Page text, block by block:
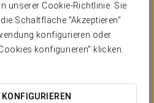
unserer Cookie-Richtlinie. Sie
Schaltfläche "Akzeptieren"
konfigurieren oder
konfigurieren" klicken.
zu einem Kurzurlaub ein, der